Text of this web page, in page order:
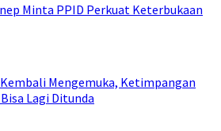
Minta PPID Perkuat Keterbukaan
Mengemuka, Ketimpangan
Lagi Ditunda